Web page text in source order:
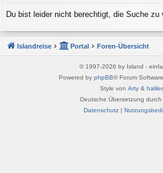
Du bist leider nicht berechtigt, die Suche zu
Islandreise Portal Foren-Übersicht
© 1997-2026 by Island -
Powered by phpBB® Forum
Style von Arty &
Deutsche Übersetzung durch
Datenschutz|